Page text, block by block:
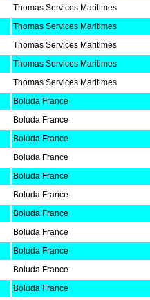
Thomas Services Maritimes
Thomas Services Maritimes
Thomas Services Maritimes
Thomas Services Maritimes
Thomas Services Maritimes
Boluda France
Boluda France
Boluda France
Boluda France
Boluda France
Boluda France
Boluda France
Boluda France
Boluda France
Boluda France
Boluda France